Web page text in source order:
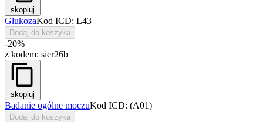
skopiuj
GlukozaKod ICD: L43
Dodaj do koszyka
-20%
z kodem: sier26b
skopiuj
Badanie ogólne moczuKod ICD: (A01)
Dodaj do koszyka